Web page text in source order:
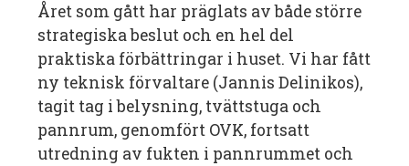
Året som gått har präglats av både större
strategiska beslut och en hel del
praktiska förbättringar i huset. Vi har fått
ny teknisk förvaltare (Jannis Delinikos),
tagit tag i belysning, tvättstuga och
pannrum, genomfört OVK, fortsatt
utredning av fukten i pannrummet och